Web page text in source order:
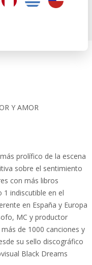
Y AMOR
prolífico de la escena
sobre el sentimiento
con más libros
1 indiscutible en el
en España y Europa
MC y productor
de 1000 canciones y
su sello discográfico
Black Dreams